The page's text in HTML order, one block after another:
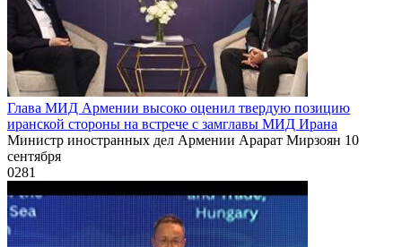
Глава МИД Армении высоко оценил твердую позицию
иранской стороны на встрече с замглавы МИД Ирана
Министр иностранных дел Армении Арарат Мирзоян 10
сентября
0281